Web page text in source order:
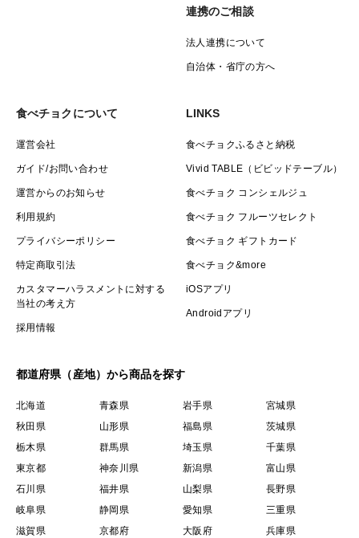
連携のご相談
法人連携について
自治体・省庁の方へ
食べチョクについて
運営会社
ガイド/お問い合わせ
運営からのお知らせ
利用規約
プライバシーポリシー
特定商取引法
カスタマーハラスメントに対する
当社の考え方
採用情報
LINKS
食べチョクふるさと納税
Vivid TABLE（ビビッドテーブル）
食べチョク コンシェルジュ
食べチョク フルーツセレクト
食べチョク ギフトカード
食べチョク&more
iOSアプリ
Androidアプリ
都道府県（産地）から商品を探す
北海道 青森県 岩手県
宮城県
秋田県
山形県 福島県
茨城県
栃木県
群馬県 埼玉県
千葉県
東京都
神奈川県 新潟県
富山県
石川県
福井県 山梨県
長野県
岐阜県
静岡県 愛知県
三重県
滋賀県
京都府 大阪府 兵庫県